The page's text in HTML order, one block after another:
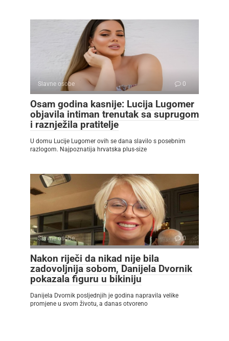
Slavne osobe 0
Osam godina kasnije: Lucija Lugomer
objavila intiman trenutak sa suprugom
i raznježila pratitelje
U domu Lucije Lugomer ovih se dana slavilo s posebnim
razlogom. Najpoznatija hrvatska plus-size
Slavne osobe 0
Nakon riječi da nikad nije bila
zadovoljnija sobom, Danijela Dvornik
pokazala figuru u bikiniju
Danijela Dvornik posljednjih je godina napravila velike
promjene u svom životu, a danas otvoreno